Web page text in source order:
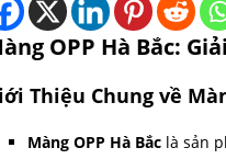
OPP Hà Bắc:
Thiệu Chung về
Màng OPP Hà Bắc là sản